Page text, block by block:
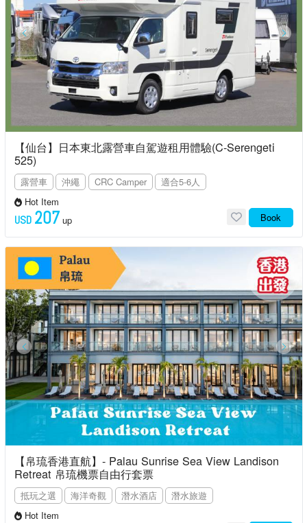
【仙台】日本東北露營車自駕遊租用體驗(C-Serengeti
525)
露營車 沖繩 CRC Camper
適合5-6人
Hot Item
USD 207 up Book
【帛琉香港直航】- Palau Sunrise Sea View Landison
Retreat 帛琉機票自由行套票
抵玩之選 海洋奇觀 潛水酒店
潛水旅遊
Hot Item